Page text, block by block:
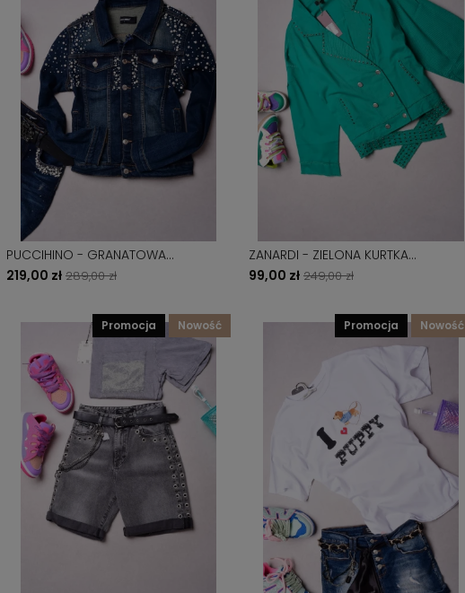
PUCCIHINO - GRANATOWA
JEANSOWA KURTKA Z PEREŁKAMI I
219,00 zł 289,00 zł
ZANARDI - ZIELONA KURTKA
RAMONESKA Z CYRKONIAMI
99,00 zł 249,00 zł
promocja nowość promocja nowość